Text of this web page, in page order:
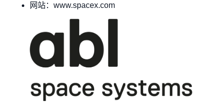
网站：www.spacex.com